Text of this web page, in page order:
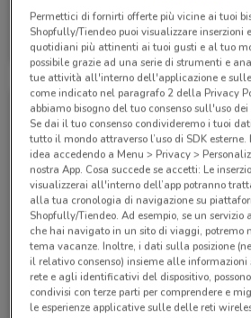
Agenzia VeraStore
Scade il 30/11
Agenzia VeraStore
Scade il 15/12 79 m Scade
Permettici di fornirti offerte più vicine ai tuoi
Shopfully/Tiendeo puoi visualizzare inserzioni
quotidiani più attinenti ai tuoi gusti e al tuo
possibile grazie ad una serie di strumenti e
tue attività all'interno dell'applicazione e
come indicato nel paragrafo 2 della Privacy
abbiamo bisogno del tuo consenso sull'uso
Se dai il tuo consenso condivideremo i tuoi
tutto il mondo attraverso l’uso di SDK
idea accedendo a Menu > Privacy >
nostra App. Cosa succede se accetti: Le
visualizzerai all'interno dell’app potranno
alla tua cronologia di navigazione su
Shopfully/Tiendeo. Ad esempio, se un
che hai navigato in un sito di viaggi, potremo
tema vacanze. Inoltre, i dati sulla posizione
il relativo consenso) insieme alle
rete e agli identificativi del dispositivo,
condivisi con terze parti per comprendere e
le esperienze applicative sulle delle reti